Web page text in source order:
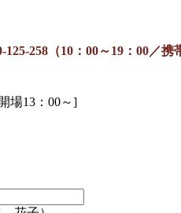
125-258（10：00～19：00／携
場13：00～]